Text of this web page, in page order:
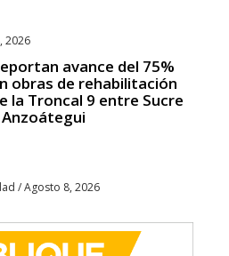
2026
avance del 75%
obras de rehabilitación
la Troncal 9 entre Sucre
/Agosto 8, 2026